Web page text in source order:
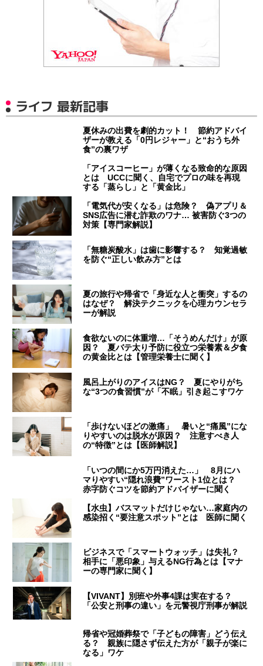
ライフ 最新記事
夏休みの出費を劇的カット！ 節約アドバイ
ザーが教える「0円レジャー」と“おうち外
食”の裏ワザ
「アイスコーヒー」が薄くなる致命的な原因
とは UCCに聞く、自宅でプロの味を再現
する「蒸らし」と「黄金比」
「電気代が安くなる」は危険？ 偽アプリ＆
SNS広告に潜む詐欺のワナ… 被害防ぐ3つの
対策【専門家解説】
「無糖炭酸水」は歯に影響する？ 知覚過敏
を防ぐ“正しい飲み方”とは
夏の旅行や帰省で「身近な人と衝突」するの
はなぜ？ 解決テクニックを心理カウンセラ
ーが解説
食欲ないのに体重増…「そうめんだけ」が原
因？ 夏バテ太り予防に役立つ栄養素＆夕食
の黄金比とは【管理栄養士に聞く】
風呂上がりのアイスはNG？ 夏にやりがち
な“3つの食習慣”が「不眠」引き起こすワケ
「歩けないほどの激痛」 暑いと“痛風”にな
りやすいのは脱水が原因？ 注意すべき人
の“特徴”とは【医師解説】
「いつの間にか5万円消えた…」 8月にハ
マりやすい“隠れ浪費”ワースト1位とは？
赤字防ぐコツを節約アドバイザーに聞く
【水虫】バスマットだけじゃない…家庭内の
感染招く“要注意スポット”とは 医師に聞く
ビジネスで「スマートウォッチ」は失礼？
相手に「悪印象」与えるNG行為とは【マナ
ーの専門家に聞く】
【VIVANT】別班や外事4課は実在する？
「公安と刑事の違い」を元警視庁刑事が解説
帰省や冠婚葬祭で「子どもの障害」どう伝え
る？ 親族に隠さず伝えた方が「親子が楽に
なる」ワケ